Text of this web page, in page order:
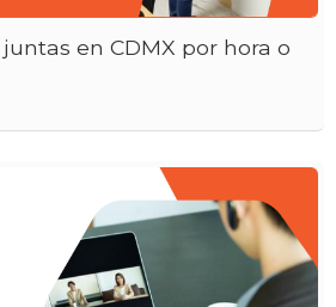
en CDMX por hora o